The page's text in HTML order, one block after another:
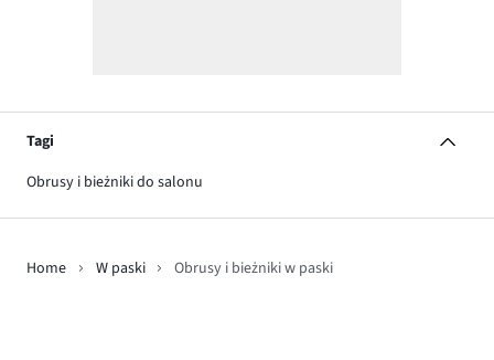
Tagi
Obrusy i bieżniki do salonu
Home W paski Obrusy i bieżniki w paski